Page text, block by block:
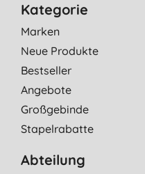
Kategorie
Marken
Neue Produkte
Bestseller
Angebote
Großgebinde
Stapelrabatte
Abteilung